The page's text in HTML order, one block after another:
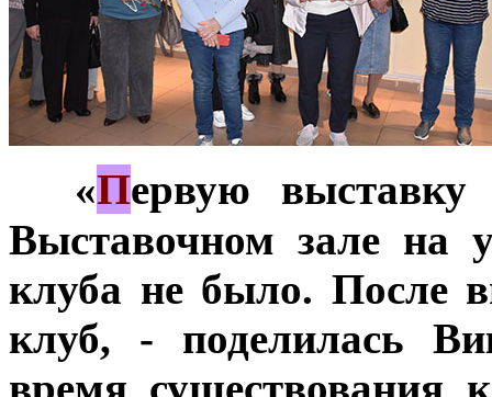
«Первую
Выставочном зале на
клуба не было. После
клуб, - поделилась